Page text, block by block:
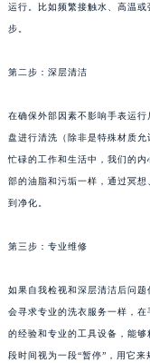
运行。比如频繁接触水、高温
步。
第二步：深层清洁
在确保外部因素不影响手表运
盘进行清洗（除非是特殊材质
忙碌的工作和生活中，我们的
部的油脂和污垢一样，通过冥
到净化。
第三步：专业维修
如果自我检视和深层清洁后问
会寻求专业的洗衣服务一样，
的经验和专业的工具设备，能
段时间视为一段“暂停”，用它